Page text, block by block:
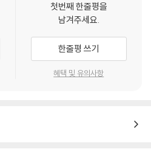
싸우는 게 아니에요. 어떤 존중의 합리
중이란 말입니다. 그리고 그 공감의 궁
한 감정이에요.
무너지지 않을 인본주의를 구축하고
어떻게 설명하고 해결할지 좀체 가늠이
나의 철학이 있다면 무엇일까? 조금 더
이 ‘좋은 삶’이라고 이야기할 수 있을
야 할 것인가? 이러한 질문에 뤽 페리가
‘사랑’을 제시하는 것이다.
한다. 근대 가족의 변모를 이끈 ‘사
첫번째 한줄평을
남겨주세요.
한줄평 쓰기
혜택 및 유의사항